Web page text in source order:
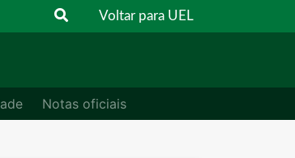
Voltar para UEL
Notas oficiais